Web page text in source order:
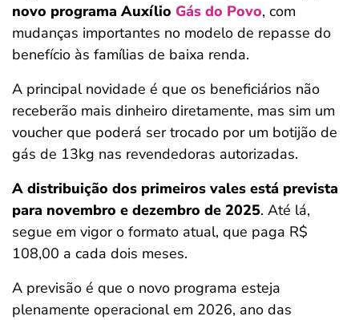
novo programa Auxílio Gás do Povo, com
mudanças importantes no modelo de repasse do
benefício às famílias de baixa renda.
A principal novidade é que os beneficiários não
receberão mais dinheiro diretamente, mas sim um
voucher que poderá ser trocado por um botijão de
gás de 13kg nas revendedoras autorizadas.
A distribuição dos primeiros vales está prevista
para novembro e dezembro de 2025. Até lá,
segue em vigor o formato atual, que paga R$
108,00 a cada dois meses.
A previsão é que o novo programa esteja
plenamente operacional em 2026, ano das